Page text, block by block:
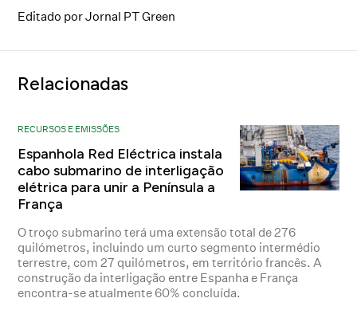
Editado por Jornal PT Green
Relacionadas
RECURSOS E EMISSÕES
Espanhola Red Eléctrica instala
cabo submarino de interligação
elétrica para unir a Península a
França
O troço submarino terá uma extensão total de 276
quilómetros, incluindo um curto segmento intermédio
terrestre, com 27 quilómetros, em território francês. A
construção da interligação entre Espanha e França
encontra-se atualmente 60% concluída.